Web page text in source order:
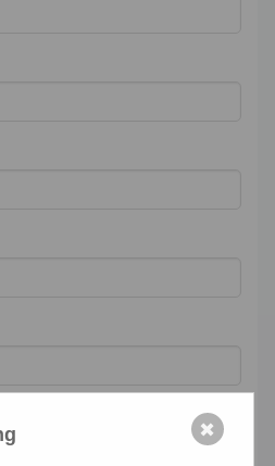
weitere Personen für
✖